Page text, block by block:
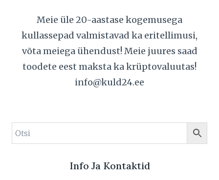
Meie üle 20-aastase kogemusega
kullassepad valmistavad ka eritellimusi,
võta meiega ühendust! Meie juures saad
toodete eest maksta ka krüptovaluutas!
info@kuld24.ee
Info Ja Kontaktid